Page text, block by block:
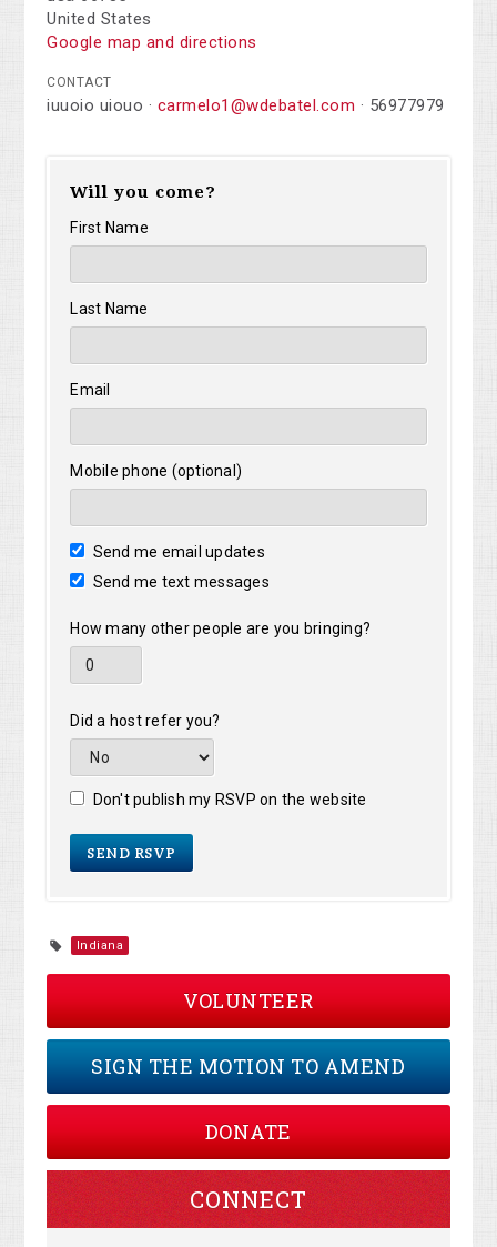
United States
Google map and directions
CONTACT
iuuoio uiouo · carmelo1@wdebatel.com · 56977979
Will you come?
First Name
Last Name
Email
Mobile phone (optional)
Send me email updates
Send me text messages
How many other people are you bringing?
Did a host refer you?
Don't publish my RSVP on the website
Indiana
VOLUNTEER
SIGN THE MOTION TO AMEND
DONATE
CONNECT